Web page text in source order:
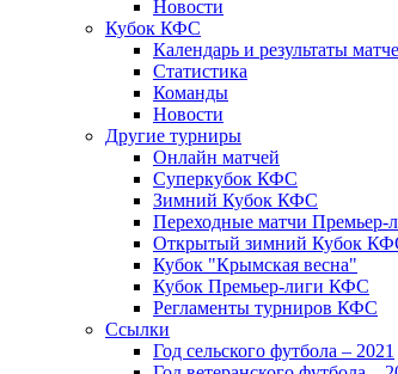
Новости
Кубок КФС
Календарь и результаты
Статистика
Команды
Новости
Другие турниры
Онлайн матчей
Суперкубок КФС
Зимний Кубок КФС
Переходные матчи
Открытый зимний Кубок
Кубок "Крымская весна"
Кубок Премьер-лиги КФС
Регламенты турниров КФС
Ссылки
Год сельского футбола – 2021